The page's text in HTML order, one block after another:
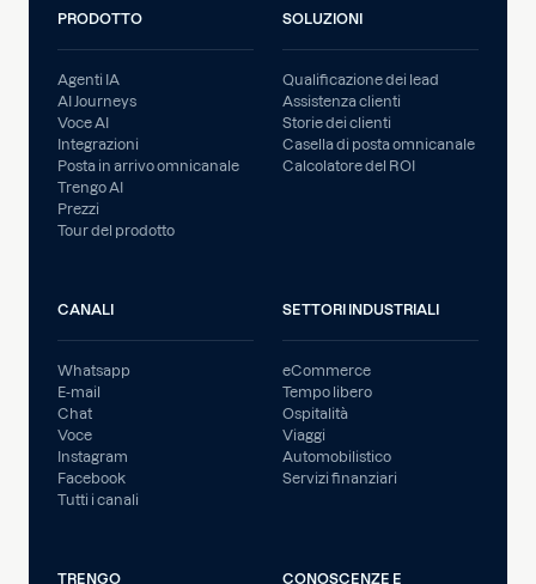
PRODOTTO
Agenti IA
AI Journeys
Voce AI
Integrazioni
Posta in arrivo omnicanale
Trengo AI
Prezzi
Tour del prodotto
SOLUZIONI
Qualificazione dei lead
Assistenza clienti
Storie dei clienti
Casella di posta omnicanale
Calcolatore del ROI
CANALI
Whatsapp
E-mail
Chat
Voce
Instagram
Facebook
Tutti i canali
SETTORI INDUSTRIALI
eCommerce
Tempo libero
Ospitalità
Viaggi
Automobilistico
Servizi finanziari
TRENGO
CONOSCENZE E